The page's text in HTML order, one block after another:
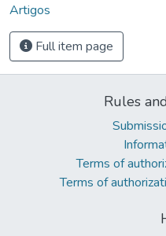
Artigos
Full item page
Rules
Terms of
Terms of